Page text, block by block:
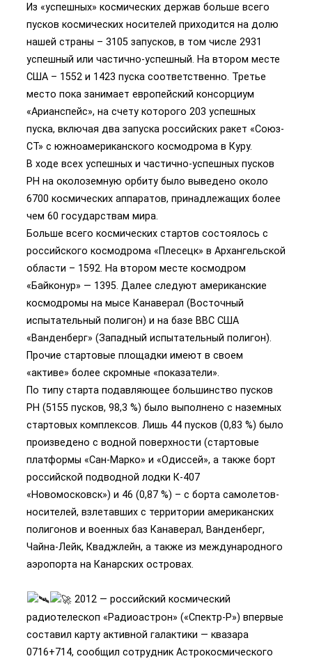
Из «успешных» космических держав больше всего
пусков космических носителей приходится на долю
нашей страны – 3105 запусков, в том числе 2931
успешный или частично-успешный. На втором месте
США – 1552 и 1423 пуска соответственно. Третье
место пока занимает европейский консорциум
«Арианспейс», на счету которого 203 успешных
пуска, включая два запуска российских ракет «Союз-
СТ» с южноамериканского космодрома в Куру.
В ходе всех успешных и частично-успешных пусков
РН на околоземную орбиту было выведено около
6700 космических аппаратов, принадлежащих более
чем 60 государствам мира.
Больше всего космических стартов состоялось с
российского космодрома «Плесецк» в Архангельской
области – 1592. На втором месте космодром
«Байконур» — 1395. Далее следуют американские
космодромы на мысе Канаверал (Восточный
испытательный полигон) и на базе ВВС США
«Ванденберг» (Западный испытательный полигон).
Прочие стартовые площадки имеют в своем
«активе» более скромные «показатели».
По типу старта подавляющее большинство пусков
РН (5155 пусков, 98,3 %) было выполнено с наземных
стартовых комплексов. Лишь 44 пусков (0,83 %) было
произведено с водной поверхности (стартовые
платформы «Сан-Марко» и «Одиссей», а также борт
российской подводной лодки К-407
«Новомосковск») и 46 (0,87 %) – с борта самолетов-
носителей, взлетавших с территории американских
полигонов и военных баз Канаверал, Ванденберг,
Чайна-Лейк, Кваджлейн, а также из международного
аэропорта на Канарских островах.
2012 — российский космический
радиотелескоп «Радиоастрон» («Спектр-Р») впервые
составил карту активной галактики — квазара
0716+714, сообщил сотрудник Астрокосмического